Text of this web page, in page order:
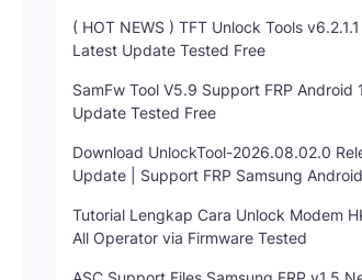
( HOT NEWS ) TFT Unlock Tools
Latest Update Tested Free
SamFw Tool V5.9 Support FRP Android
Update Tested Free
Download UnlockTool-2026.08.02.0
Update | Support FRP Samsung
Tutorial Lengkap Cara Unlock Modem
All Operator via Firmware Tested